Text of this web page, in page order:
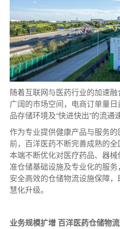
随着互联网与医药行业的加速
广阔的市场空间，电商订单量
品存储环境及“快进快出”的流通
作为专业提供健康产品与服务
前，百洋医药不断完善成熟的
本端不断优化对医疗药品、器
准仓储基础设施及专业化的服
安全高效的仓储物流设施保障
慧化升级。
业务规模扩增 百洋医药仓储物